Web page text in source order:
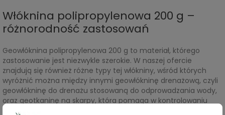
Włóknina polipropylenowa 200 g –
różnorodność zastosowań
Geowłóknina polipropylenowa 200 g to materiał, którego
zastosowanie jest niezwykle szerokie. W naszej ofercie
znajdują się również różne typy tej włókniny, wśród których
wyróżnić można między innymi geowłókninę drenażową, czyli
geowłókninę do drenażu stosowaną do odprowadzania wody,
oraz geotkaninę na skarpy, która pomaga w kontrolowaniu
erozji i umożliwia zabezpieczenie stoków przed osunięciami. Z